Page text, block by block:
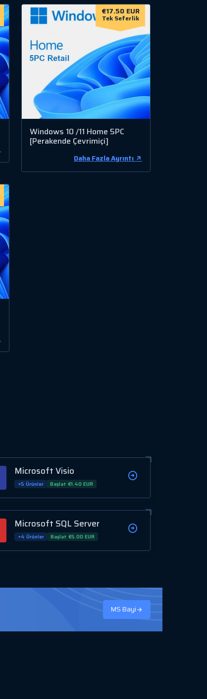
€17.50 EUR
Tek Seferlik
Windows 10 /11 Home 5PC
[Perakende Çevrimiçi]
Daha Fazla Ayrıntı
Microsoft Visio
+5 Ürünler Başlat €1.40 EUR
Microsoft SQL Server
+4 Ürünler Başlat €5.00 EUR
MS Bayi